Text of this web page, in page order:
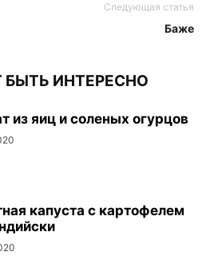
Следующая статья
Баже
ИНТЕРЕСНО
из яиц и соленых огурцов
капуста с картофелем